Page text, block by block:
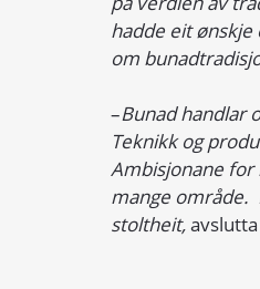
hadde eit ønskje
om
–Bunad handlar
Teknikk og
Ambisjonane
mange område.
stoltheit,